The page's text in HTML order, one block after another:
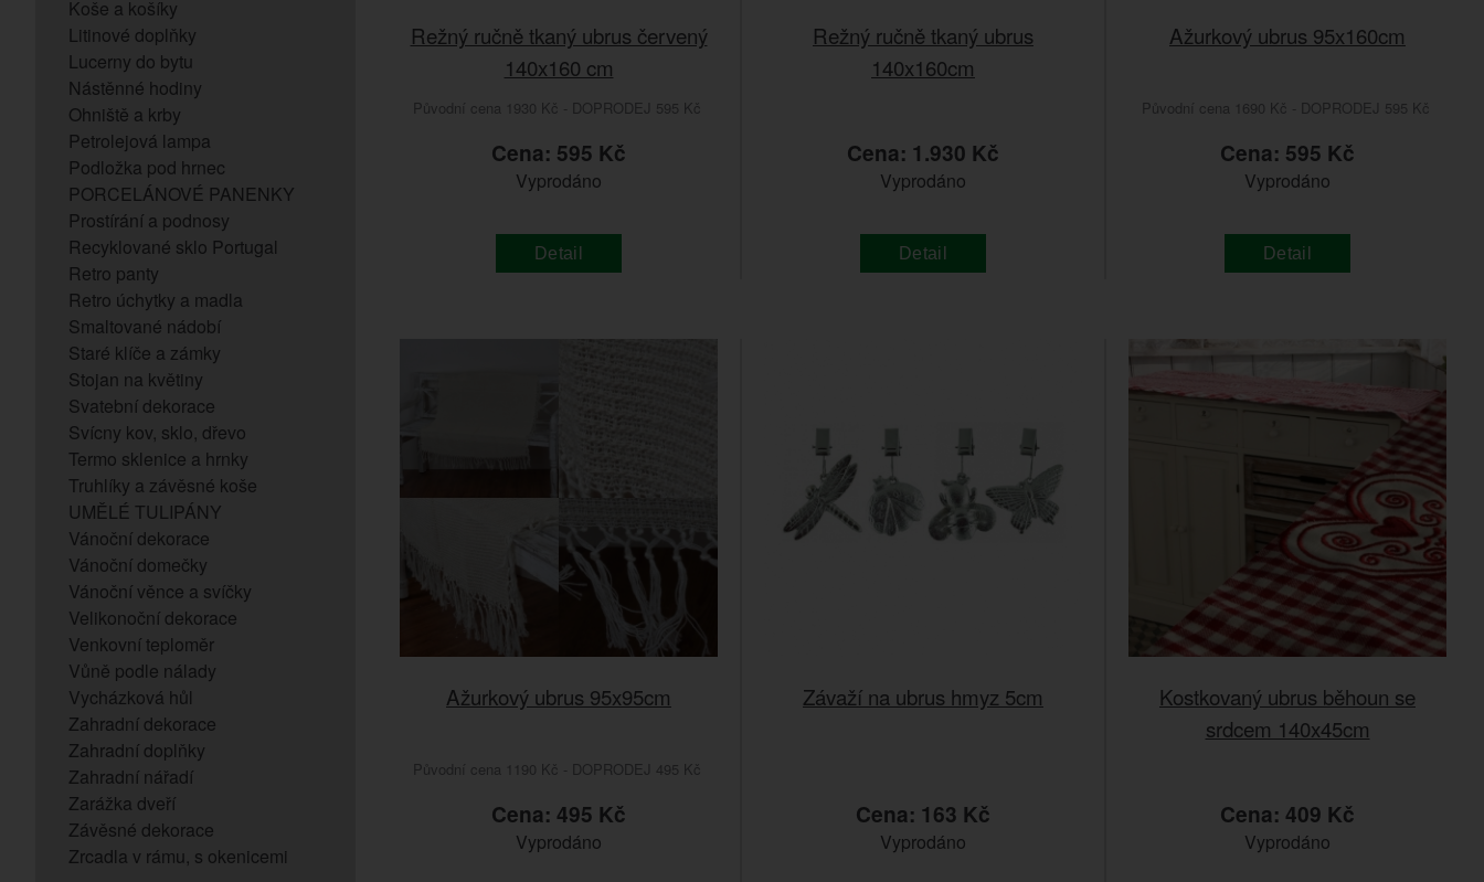
Koše a košíky
Litinové doplňky
Lucerny do bytu
Nástěnné hodiny
Ohniště a krby
Petrolejová lampa
Podložka pod hrnec
PORCELÁNOVÉ PANENKY
Prostírání a podnosy
Recyklované sklo Portugal
Retro panty
Retro úchytky a madla
Smaltované nádobí
Staré klíče a zámky
Stojan na květiny
Svatební dekorace
Svícny kov, sklo, dřevo
Termo sklenice a hrnky
Truhlíky a závěsné koše
UMĚLÉ TULIPÁNY
Vánoční dekorace
Vánoční domečky
Vánoční věnce a svíčky
Velikonoční dekorace
Venkovní teploměr
Vůně podle nálady
Vycházková hůl
Zahradní dekorace
Zahradní doplňky
Zahradní nářadí
Zarážka dveří
Závěsné dekorace
Zrcadla v rámu, s okenicemi
Režný ručně tkaný ubrus červený
140x160 cm
Původní cena 1930 Kč - DOPRODEJ 595 Kč
Cena: 595 Kč
Vyprodáno
Detail
Režný ručně tkaný ubrus
140x160cm
Cena: 1.930 Kč
Vyprodáno
Detail
Ažurkový ubrus 95x160cm
Původní cena 1690 Kč - DOPRODEJ 595 Kč
Cena: 595 Kč
Vyprodáno
Detail
Ažurkový ubrus 95x95cm
Původní cena 1190 Kč - DOPRODEJ 495 Kč
Cena: 495 Kč
Vyprodáno
Závaží na ubrus hmyz 5cm
Cena: 163 Kč
Vyprodáno
Kostkovaný ubrus běhoun se
srdcem 140x45cm
Cena: 409 Kč
Vyprodáno